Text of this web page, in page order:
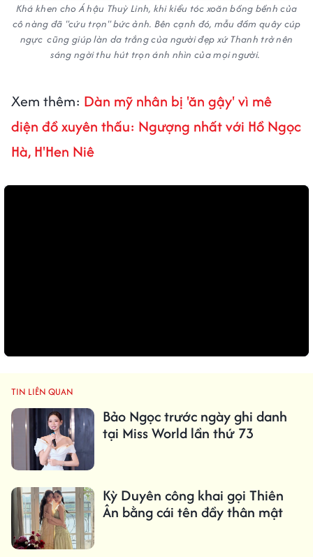
Khá khen cho Á hậu Thuỳ Linh, khi kiểu tóc xoăn bồng bềnh của
cô nàng đã "cứu trọn" bức ảnh. Bên cạnh đó, mẫu đầm quây cúp
ngực cũng giúp làn da trắng của người đẹp xứ Thanh trở nên
sáng ngời thu hút trọn ánh nhìn của mọi người.
Xem thêm: Dàn mỹ nhân bị 'ăn gậy' vì mê
diện đồ xuyên thấu: Ngượng nhất với Hồ Ngọc
Hà, H'Hen Niê
TIN LIÊN QUAN
Bảo Ngọc trước ngày ghi danh
tại Miss World lần thứ 73
Kỳ Duyên công khai gọi Thiên
Ân bằng cái tên đầy thân mật